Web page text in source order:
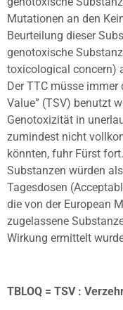
Mutationen an den
Beurteilung dieser
genotoxische
toxicological concern)
Der TTC müsse
Value” (TSV) benutzt
Genotoxizität in
zumindest nicht
könnten, fuhr Fürst
Substanzen würden
Tagesdosen
die von der European
zugelassene
Wirkung ermittelt
TBLOQ = TSV :